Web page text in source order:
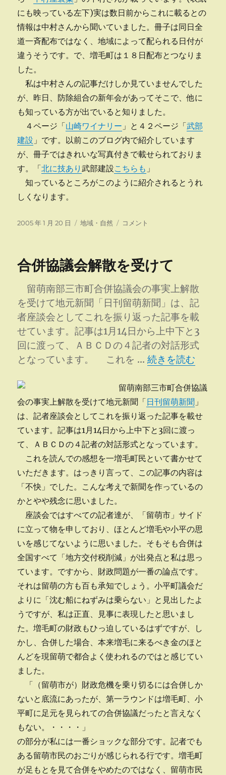
にも映っている左下)実は数日前からこれに載るとの
情報は中村さんから聞いていました。冊子は同日全
道一斉配布ではなく、地域によって配られる日付が
違うそうです。で、増毛町は１８日配布とつなりま
した。
私は中村さんの記事だけしか見ていませんでした
が、昨日、防除組合の新年会があってそこで、他に
も知っている方が出でいると知りました。
４ページ「山崎ワイナリー 」と４２ページ「武部
建設 」です。以前このブログ内で紹介しています
が、冊子ではきれいな写真付きで載せられておりま
す。「北に技あり武部建設こちらも 」
知っているところがこのように紹介されるとうれ
しくなります。
投
2005 年 1 月 20 日
カ
ー
地域・自然
北
り！
に
コメント
合併協議会解散を受けて
留萌南部三市町合併協議会の事実上解散
を受けて地元新聞「日刊留萌新聞」は、記
者座談会としてこれを振り返った記事を載
せています。記事は1月14日から上中下と3
回に渡って、ＡＢＣＤの４記者の対話形式
となっています。 これを …“合併協議会解散
続きを読む
留萌南部三市町合併協議
会の事実上解散を受けて地元新聞「日刊留萌新聞 」
は、記者座談会としてこれを振り返った記事を載せ
ています。記事は1月14日から上中下と3回に渡っ
て、ＡＢＣＤの４記者の対話形式となっています。
これを読んでの感想を一増毛町民といて書かせて
いただきます。はっきり言って、この記事の内容は
「不快」でした。こんな考えで新聞を作っているの
かとやや残念に思いました。
座談会ではすべての記者達が、「留萌市」サイド
に立って物を申しており、ほとんど増毛や小平の思
いを感じてないように思いました。そもそも合併は
全国すべて「地方交付税削減」が出発点と私は思っ
ています。ですから、財政問題が一番の論点です。
それは留萌の方も百も承知でしょう。小平町議会だ
よりに「沈む船にねずみは乗らない」と見出したよ
うですが、私は正直、見事に表現したと思いまし
た。増毛町の財政もひっ迫しているはずですが、し
かし、合併した場合、本来増毛に来るべき金のほと
んどを現留萌で都合よく使われるのではと感じてい
ました。
「（留萌市が）財政危機を乗り切るには合併しか
ないと底流にあったが、第一ラウンドは増毛町、小
平町に足元を見られての合併協議だったと言えなく
もない。・・・・」
の部分が私には一番ショックな部分です。記者でも
ある留萌市民のおごりが感じられる行です。増毛町
が足もとを見て合併をやめたのではなく、留萌市民